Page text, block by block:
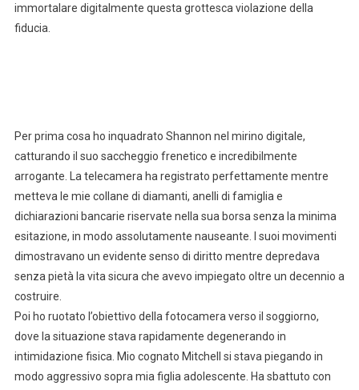
immortalare digitalmente questa grottesca violazione della
fiducia.
Per prima cosa ho inquadrato Shannon nel mirino digitale,
catturando il suo saccheggio frenetico e incredibilmente
arrogante. La telecamera ha registrato perfettamente mentre
metteva le mie collane di diamanti, anelli di famiglia e
dichiarazioni bancarie riservate nella sua borsa senza la minima
esitazione, in modo assolutamente nauseante. I suoi movimenti
dimostravano un evidente senso di diritto mentre depredava
senza pietà la vita sicura che avevo impiegato oltre un decennio a
costruire.
Poi ho ruotato l’obiettivo della fotocamera verso il soggiorno,
dove la situazione stava rapidamente degenerando in
intimidazione fisica. Mio cognato Mitchell si stava piegando in
modo aggressivo sopra mia figlia adolescente. Ha sbattuto con